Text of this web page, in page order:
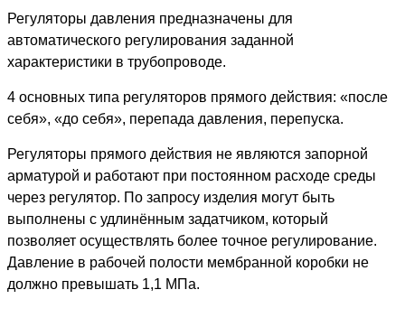
Регуляторы давления предназначены для
автоматического регулирования заданной
характеристики в трубопроводе.
4 основных типа регуляторов прямого действия: «после
себя», «до себя», перепада давления, перепуска.
Регуляторы прямого действия не являются запорной
арматурой и работают при постоянном расходе среды
через регулятор. По запросу изделия могут быть
выполнены с удлинённым задатчиком, который
позволяет осуществлять более точное регулирование.
Давление в рабочей полости мембранной коробки не
должно превышать 1,1 МПа.